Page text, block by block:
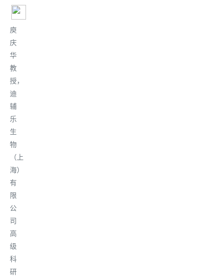
庾
庆
华
教
授，
迪
辅
乐
生
物
（上
海）
有
限
公
司
高
级
科
研